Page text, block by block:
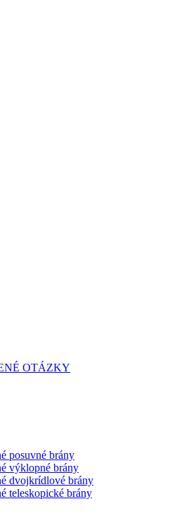
OTÁZKY
posuvné brány
výklopné brány
dvojkrídlové brány
teleskopické brány